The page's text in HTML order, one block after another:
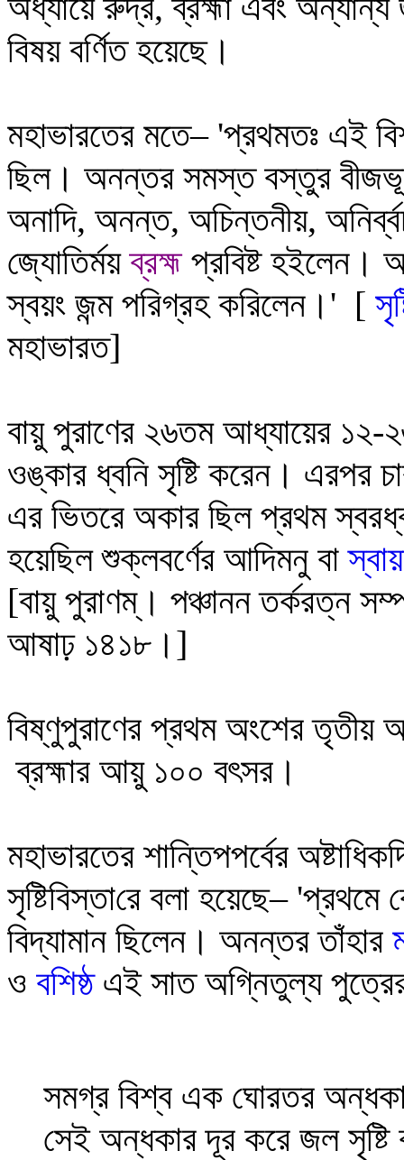
বিষয় বর্ণিত হয়েছে।
মহাভারতের মতে–'প্রথমতঃ এই
ছিল। অনন্তর সমস্ত বস্তুর
অনাদি, অনন্ত, অচিন্তনীয়,
জ্যোতির্ময়ব্রহ্মপ্রবিষ্ট হইলেন।
স্বয়ং জন্ম পরিগ্রহ করিলেন।' [
মহাভারত]
বায়ু পুরাণের ২৬তম আধ্যায়ের
ওঙ্কার ধ্বনি সৃষ্টি করেন। এরপর
এর ভিতরে অকার ছিল প্রথম
হয়েছিল শুক্লবর্ণের আদিমনু বা
[বায়ু পুরাণম্। পঞ্চানন তর্করত্ন
আষাঢ় ১৪১৮।]
বিষ্ণুপুরাণের প্রথম অংশের তৃতীয়
ব্রহ্মার আয়ু ১০০ বৎসর ।
মহাভারতের শান্তিপপর্বের
সৃষ্টিবিস্তারে বলা হয়েছে–'প্রথমে
বিদ্যামান ছিলেন। অনন্তর তাঁহার
ও বশিষ্ঠএই সাত অগ্নিতুল্য
সমগ্র বিশ্ব এক ঘোরতর
সেই অন্ধকার দূর করে জল সৃষ্টি